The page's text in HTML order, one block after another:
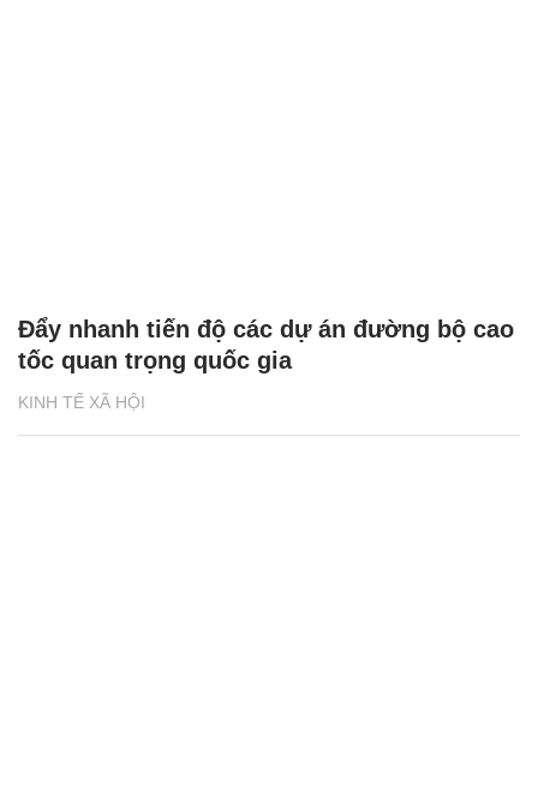
KINH TẾ XÃ HỘI
Đẩy nhanh tiến độ các dự án đường bộ cao
tốc quan trọng quốc gia